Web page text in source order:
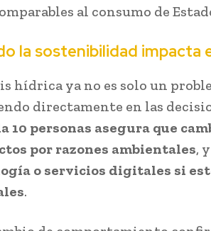
al consumo de
la sostenibilidad impacta
hídrica ya no es solo un
directamente en las
10 personas asegura que
por razones ambientales,
o servicios digitales si
.